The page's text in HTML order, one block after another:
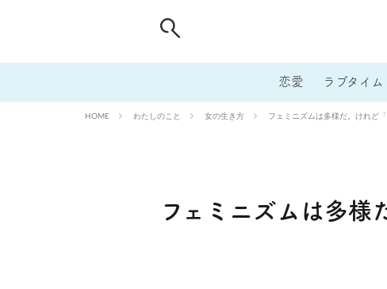
恋愛 ラブタイム
HOME わたしのこと 女の生き方 フェミニズムは多様だ。けれど
フェミニズムは多様